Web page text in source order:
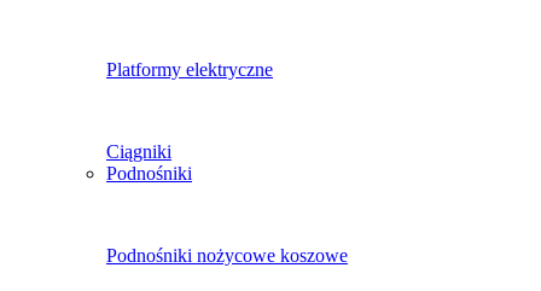
Platformy elektryczne
Ciągniki
Podnośniki
Podnośniki nożycowe koszowe